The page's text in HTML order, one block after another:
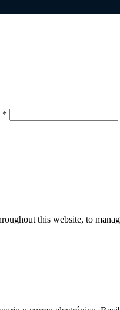
*
this website, to